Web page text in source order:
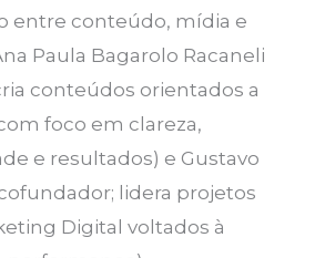
entre conteúdo, mídia e
Paula Bagarolo Racaneli
conteúdos orientados a
foco em clareza,
e resultados) e Gustavo
lidera projetos
Digital voltados à